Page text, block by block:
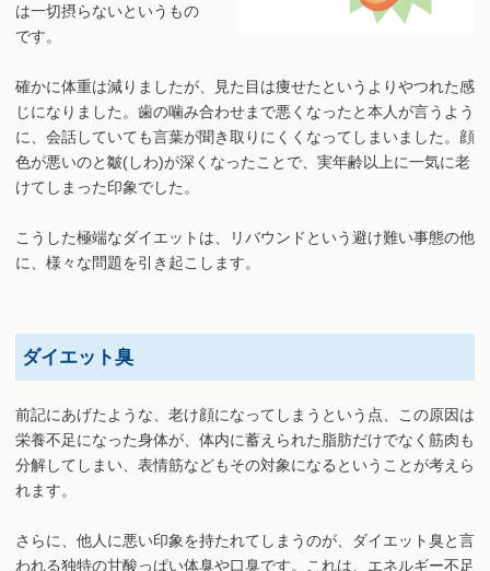
は一切摂らないというもの
です。
確かに体重は減りましたが、見た目は痩せたというよりやつれた感
じになりました。歯の噛み合わせまで悪くなったと本人が言うよう
に、会話していても言葉が聞き取りにくくなってしまいました。顔
色が悪いのと皺(しわ)が深くなったことで、実年齢以上に一気に老
けてしまった印象でした。
こうした極端なダイエットは、リバウンドという避け難い事態の他
に、様々な問題を引き起こします。
ダイエット臭
前記にあげたような、老け顔になってしまうという点、この原因は
栄養不足になった身体が、体内に蓄えられた脂肪だけでなく筋肉も
分解してしまい、表情筋などもその対象になるということが考えら
れます。
さらに、他人に悪い印象を持たれてしまうのが、ダイエット臭と言
われる独特の甘酸っぱい体臭や口臭です。これは、エネルギー不足